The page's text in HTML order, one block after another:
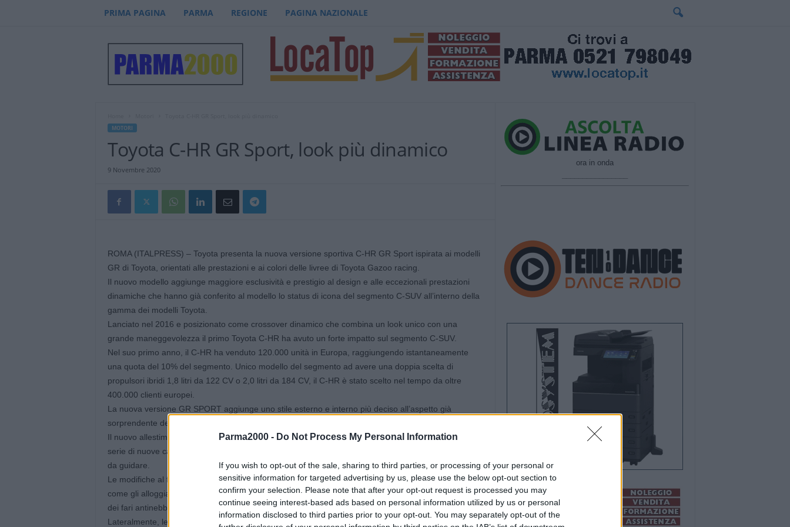
Parma2000 - Do Not Process My Personal Information
If you wish to opt-out of the sale, sharing to third parties, or processing of your personal or
sensitive information for targeted advertising by us, please use the below opt-out section to
confirm your selection. Please note that after your opt-out request is processed you may
continue seeing interest-based ads based on personal information utilized by us or personal
information disclosed to third parties prior to your opt-out. You may separately opt-out of the
PRIMA PAGINA PARMA REGIONE PAGINA NAZIONALE
MOTORI
Toyota C-HR GR Sport, look più dinamico
9 Novembre 2020
ROMA (ITALPRESS) – Toyota presenta la nuova versione sportiva C-HR GR Sport ispirata ai modelli
GR di Toyota, orientati alle prestazioni e ai colori delle livree di Toyota Gazoo racing.
Il nuovo modello aggiunge maggiore esclusività e prestigio al design e alle eccezionali prestazioni
dinamiche che hanno già conferito al modello lo status di icona del segmento C-SUV all’interno della
gamma dei modelli Toyota.
Lanciato nel 2016 e posizionato come crossover dinamico che combina un look unico con una
grande maneggevolezza il primo Toyota C-HR ha avuto un forte impatto sul segmento C-SUV.
Nel suo primo anno, il C-HR ha venduto 120.000 unità in Europa, raggiungendo istantaneamente
una quota del 10% del segmento. Unico modello del segmento ad avere una doppia scelta di
propulsori ibridi 1,8 litri da 122 CV o 2,0 litri da 184 CV, il C-HR è stato scelto nel tempo da oltre
400.000 clienti europei.
La nuova versione GR SPORT aggiunge uno stile esterno e interno più deciso all’aspetto già
sorprendente del C-HR.
Il nuovo allestimento è dotato di una versione aggiornata del Toyota Safety Sense, che incorpora una
serie di nuove caratteristiche di sicurezza attiva, rendendo il C-HR tanto sicuro quanto coinvolgente
da guidare.
Le modifiche al frontale della GR Sport comprendono un logo del marchio con sfondo nero, così
come gli alloggiamenti dei fari, una finitura Piano Black per la parte centrale del paraurti e le cornici
dei fari antinebbia, una griglia cromata scura e un nuovo spoiler anteriore dallo stile più aggressivo.
Lateralmente, le modanature Piano Black sono accompagnate da un design esclusivo dei cerchi in
ora in onda